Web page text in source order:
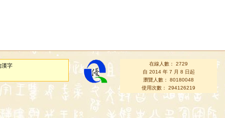
漢字
在線人數： 2729
自 2014 年 7 月 8 日起
瀏覽人數： 80180048
使用次數： 294126219